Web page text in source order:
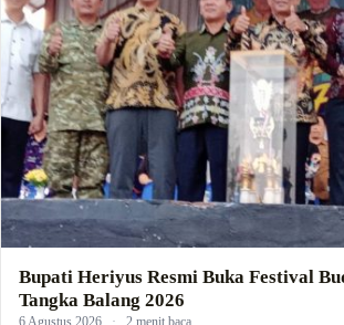
Bupati Heriyus Resmi Buka Festival
Tangka Balang 2026